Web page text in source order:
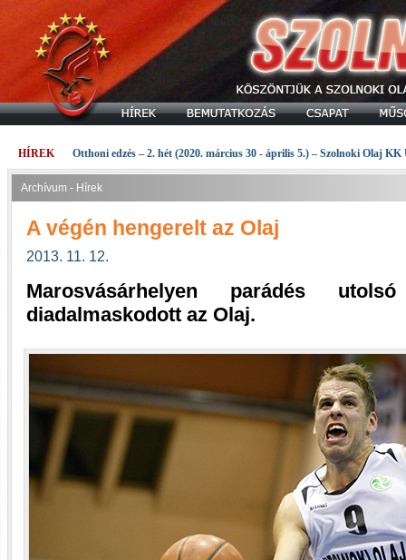
HÍREK Otthoni edzés – 2. hét (2020. március 30 - április 5.) – Szolnoki Olaj KK
Archívum - Hírek
A végén hengerelt az Olaj
2013. 11. 12.
Marosvásárhelyen parádés
diadalmaskodott az Olaj.